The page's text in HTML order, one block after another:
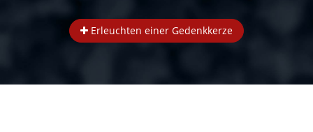
Erleuchten einer Gedenkkerze